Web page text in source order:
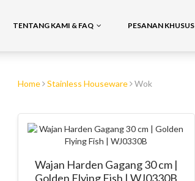
TENTANG KAMI & FAQ PESANAN KHUSUS
Home Stainless Houseware Wok
Wajan Harden Gagang 30 cm |
Golden Flying Fish | WJ0330B